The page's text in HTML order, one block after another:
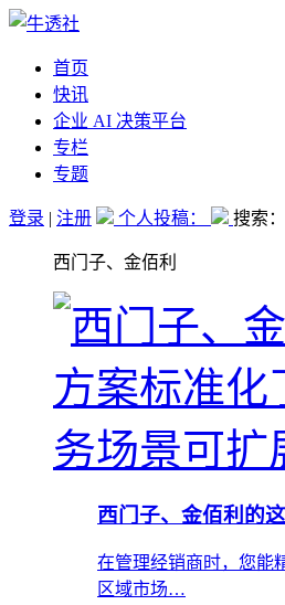
首页
快讯
企业 AI 决策平台
专栏
专题
登录 | 注册 个人投稿： 搜索：
西门子、金佰利
西门子、金佰利的
在管理经销商时，您能
区域市场…